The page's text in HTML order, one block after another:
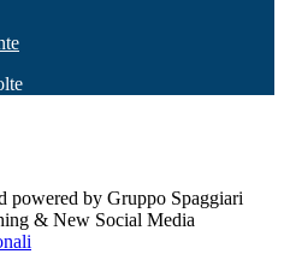
powered by Gruppo Spaggiari
& New Social Media